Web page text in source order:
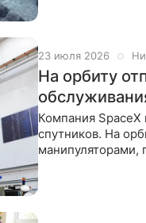
23 июля 2026
На орбиту
Компания
спутников. На
манипуляторами,